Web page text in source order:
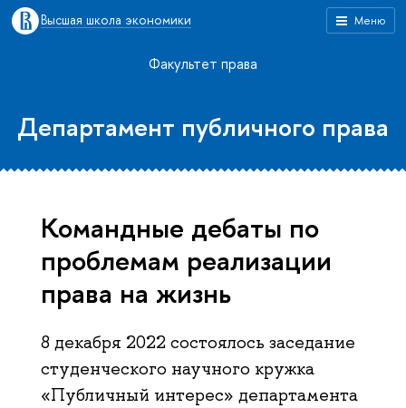
Меню
Высшая школа экономики
Факультет права
Департамент публичного права
Командные дебаты по
проблемам реализации
права на жизнь
8 декабря 2022 состоялось заседание
студенческого научного кружка
«Публичный интерес» департамента